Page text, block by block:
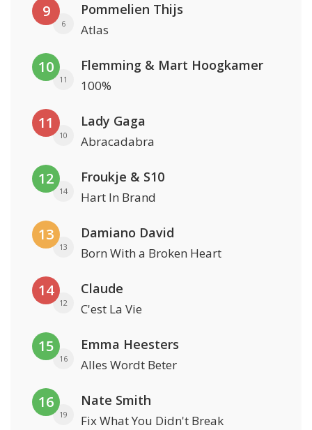
9
6
Pommelien Thijs
Atlas
10
11
Flemming & Mart Hoogkamer
100%
11
10
Lady Gaga
Abracadabra
12
14
Froukje & S10
Hart In Brand
13
13
Damiano David
Born With a Broken Heart
14
12
Claude
C'est La Vie
15
16
Emma Heesters
Alles Wordt Beter
16
19
Nate Smith
Fix What You Didn't Break